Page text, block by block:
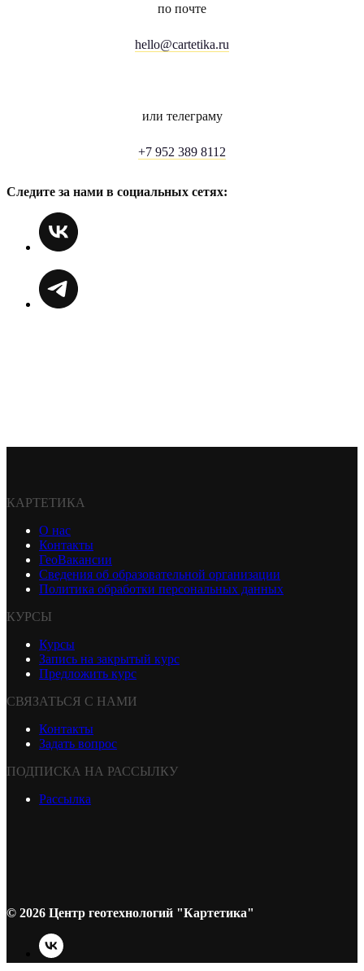
по почте
hello@cartetika.ru
или телеграму
+7 952 389 8112
Следите за нами в социальных сетях:
КАРТЕТИКА
О нас
Контакты
ГеоВакансии
Сведения об образовательной организации
Политика обработки персональных данных
КУРСЫ
Курсы
Запись на закрытый курс
Предложить курс
СВЯЗАТЬСЯ С НАМИ
Контакты
Задать вопрос
ПОДПИСКА НА РАССЫЛКУ
Рассылка
© 2026 Центр геотехнологий "Картетика"